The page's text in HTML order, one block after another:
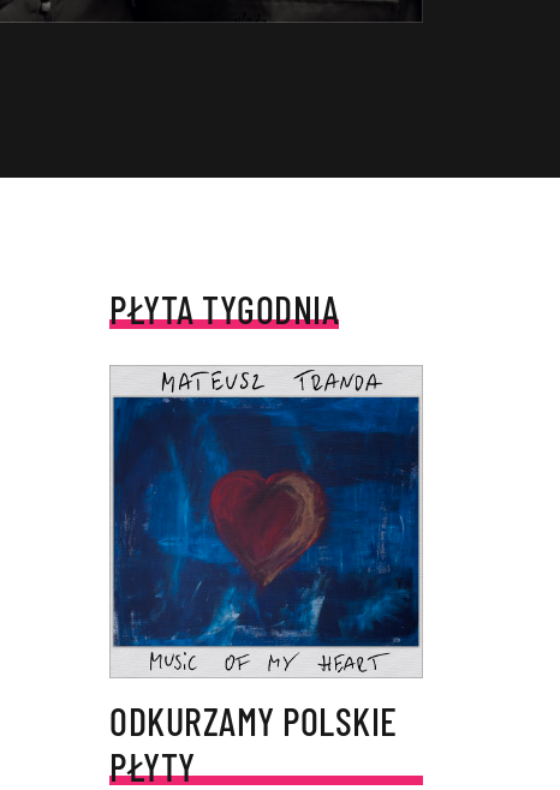
PŁYTA TYGODNIA
ODKURZAMY POLSKIE
PŁYTY